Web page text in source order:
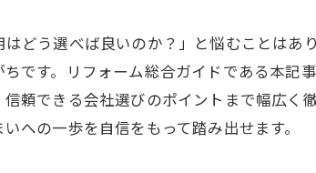
どう選べば良いのか？」と悩むことはあ
です。リフォーム総合ガイドである本記
頼できる会社選びのポイントまで幅広く
への一歩を自信をもって踏み出せます。